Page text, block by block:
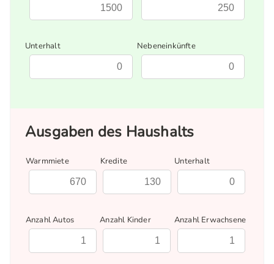
Unterhalt Nebeneinkünfte
Ausgaben des Haushalts
Warmmiete Kredite Unterhalt
Anzahl Autos Anzahl Kinder Anzahl Erwachsene